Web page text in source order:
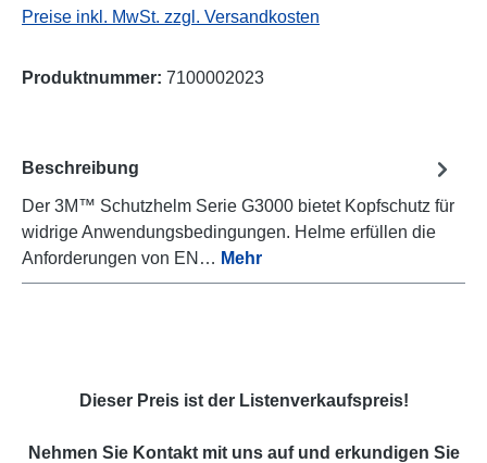
Preise inkl. MwSt. zzgl. Versandkosten
Produktnummer: 7100002023
Beschreibung
Der 3M™ Schutzhelm Serie G3000 bietet Kopfschutz für
widrige Anwendungsbedingungen. Helme erfüllen die
Anforderungen von EN… Mehr
Dieser Preis ist der Listenverkaufspreis!
Nehmen Sie Kontakt mit uns auf und erkundigen Sie